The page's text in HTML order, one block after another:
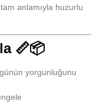
anlamıyla huzurlu
📏📦
günün yorgunluğunu